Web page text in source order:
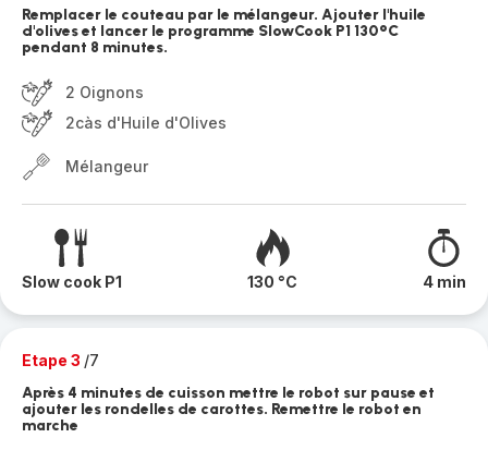
Remplacer le couteau par le mélangeur. Ajouter l'huile
d'olives et lancer le programme SlowCook P1 130°C
pendant 8 minutes.
2 Oignons
2càs d'Huile d'Olives
Mélangeur
Slow cook P1 130 °C 4 min
Etape 3 /7
Après 4 minutes de cuisson mettre le robot sur pause et
ajouter les rondelles de carottes. Remettre le robot en
marche